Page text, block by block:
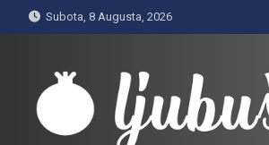
to
Subota, 8 Augusta, 2026